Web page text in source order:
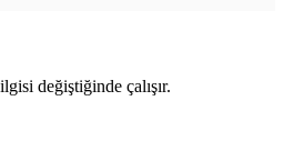
değiştiğinde çalışır.